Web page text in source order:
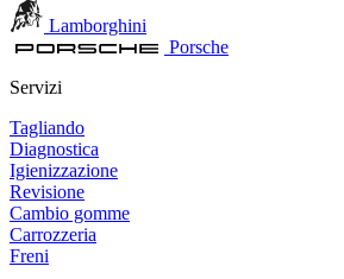
Lamborghini
Porsche
Servizi
Tagliando
Diagnostica
Igienizzazione
Revisione
Cambio gomme
Carrozzeria
Freni